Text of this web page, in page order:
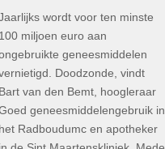
wordt voor ten minste
100 miljoen euro aan
geneesmiddelen
Doodzonde, vindt
Bart van den Bemt, hoogleraar
geneesmiddelengebruik in
het Radboudumc en apotheker